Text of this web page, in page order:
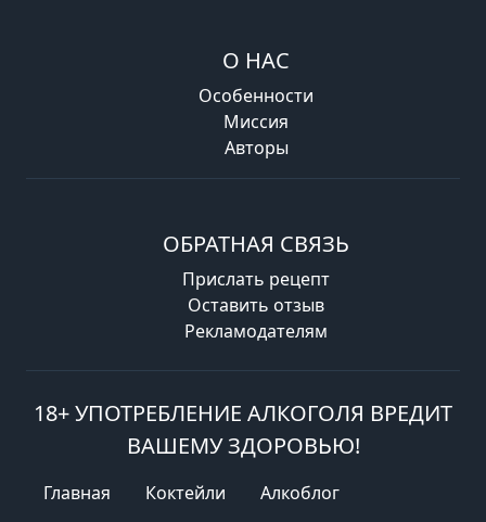
О НАС
Особенности
Миссия
Авторы
ОБРАТНАЯ СВЯЗЬ
Прислать рецепт
Оставить отзыв
Рекламодателям
18+ УПОТРЕБЛЕНИЕ АЛКОГОЛЯ ВРЕДИТ
ВАШЕМУ ЗДОРОВЬЮ!
Главная Коктейли Алкоблог